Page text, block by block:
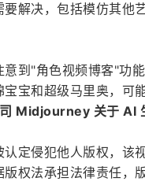
解决，包括模仿其他
到"角色视频博客"功
宝和超级马里奥，可能
Midjourney 关于 AI
定侵犯他人版权，该
权法承担法律责任，